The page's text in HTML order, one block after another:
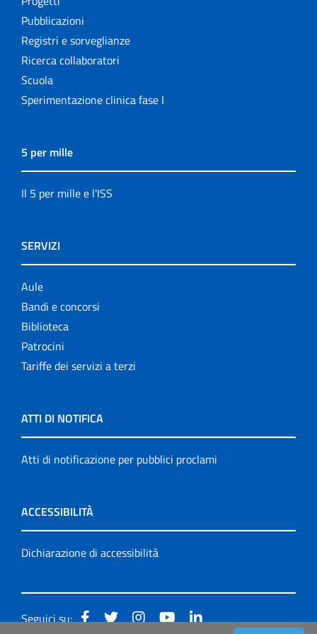
Pubblicazioni
Registri e sorveglianze
Ricerca collaboratori
Scuola
Sperimentazione clinica fase I
5 per mille
Il 5 per mille e l'ISS
SERVIZI
Aule
Bandi e concorsi
Biblioteca
Patrocini
Tariffe dei servizi a terzi
ATTI DI NOTIFICA
Atti di notificazione per pubblici proclami
ACCESSIBILITÀ
Dichiarazione di accessibilità
Seguici su: